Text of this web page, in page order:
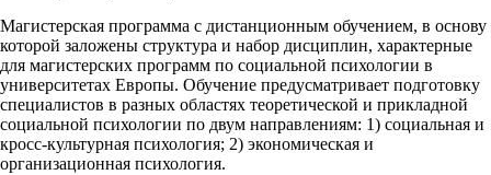
Магистерская программа с дистанционным обучением, в основу
которой заложены структура и набор дисциплин, характерные
для магистерских программ по социальной психологии в
университетах Европы. Обучение предусматривает подготовку
специалистов в разных областях теоретической и прикладной
социальной психологии по двум направлениям: 1) социальная и
кросс-культурная психология; 2) экономическая и
организационная психология.